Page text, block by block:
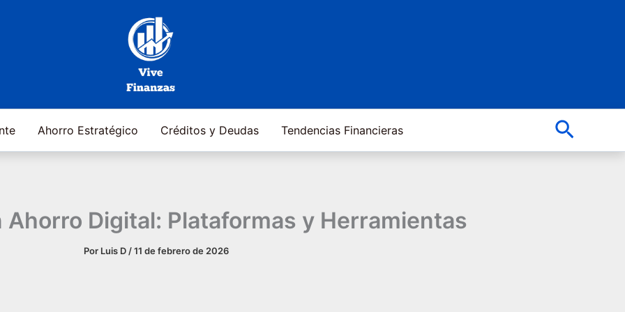
Ahorro Estratégico Créditos y Deudas Tendencias Financieras Buscar
Ahorro Digital: Plataformas y Herramientas
Por Luis D /11 de febrero de 2026